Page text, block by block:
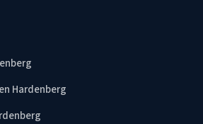
Hardenberg